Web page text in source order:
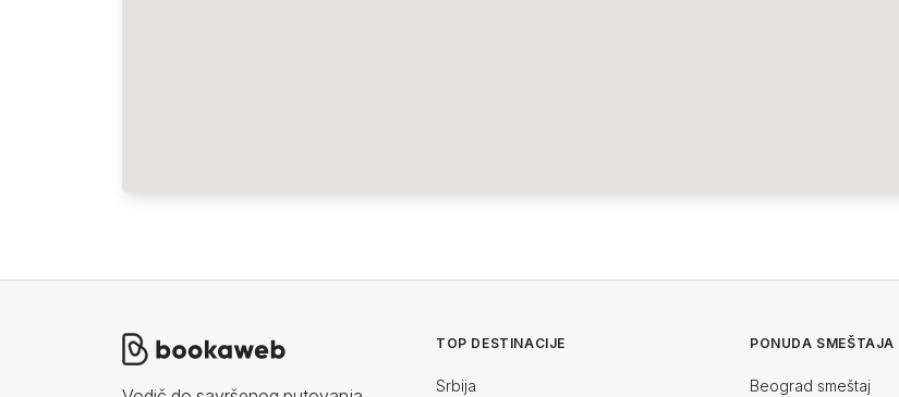
TOP DESTINACIJE
Srbija
PONUDA SMEŠTAJA
Beograd smeštaj